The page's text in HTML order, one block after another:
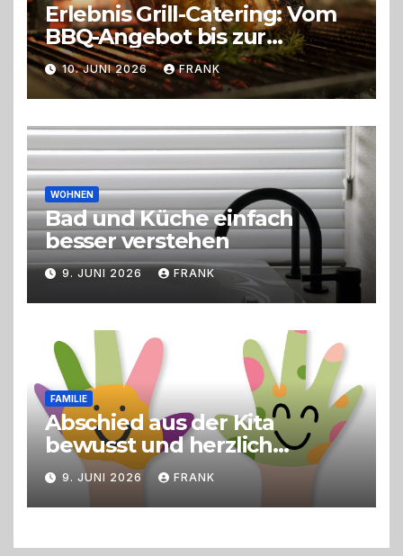
Erlebnis Grill-Catering: Vom
BBQ-Angebot bis zur
perfekten Eventorganisation
Trend zu Outdoor-Events,
Erlebnisgastronomie und
Live-Cooking
10. JUNI 2026 FRANK
WOHNEN
Bad und Küche einfach
besser verstehen
9. JUNI 2026 FRANK
FAMILIE
Abschied aus der Kita
bewusst und herzlich
gestalten
9. JUNI 2026 FRANK